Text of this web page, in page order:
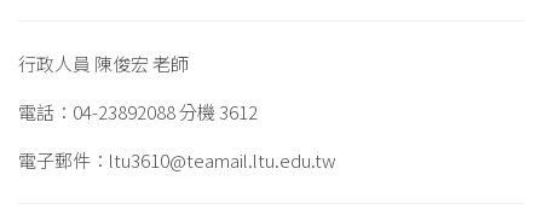
行政人員 陳俊宏 老師
電話：04-23892088 分機 3612
電子郵件：ltu3610@teamail.ltu.edu.tw